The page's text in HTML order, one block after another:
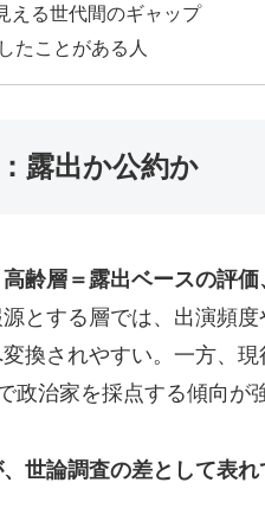
える世代間のギャップ
たことがある人
露出か公約か
高齢層＝露出ベースの評価
とする層では、出演頻
変換されやすい。一方、
政治家を採点する傾向が
世論調査の差として表